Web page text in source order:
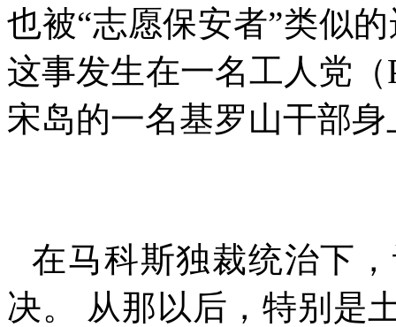
也被“志愿保安者”类似
这事发生在一名工人党（
宋岛的一名基罗山干部身
在马科斯独裁统治下
决。 从那以后，特别是